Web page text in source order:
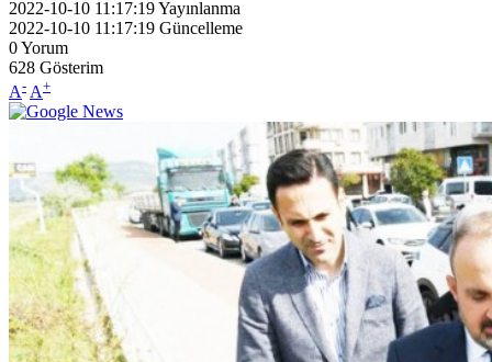
2022-10-10 11:17:19Yayınlanma
2022-10-10 11:17:19 Güncelleme
0Yorum
628 Gösterim
A- A+